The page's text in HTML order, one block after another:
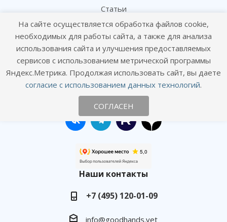
Статьи
Политика конфиденциальности
Согласие посетителя сайта на обработку персональных данных
Согласие на получение рекламных рассылок
Оставайтесь на связи
Наши контакты
+7 (495) 120-01-09
info@goodhands.vet
На сайте осуществляется обработка файлов cookie,
необходимых для работы сайта, а также для анализа
использования сайта и улучшения предоставляемых
сервисов с использованием метрической программы
Яндекс.Метрика. Продолжая использовать сайт, вы даете
согласие с использованием данных технологий.
СОГЛАСЕН